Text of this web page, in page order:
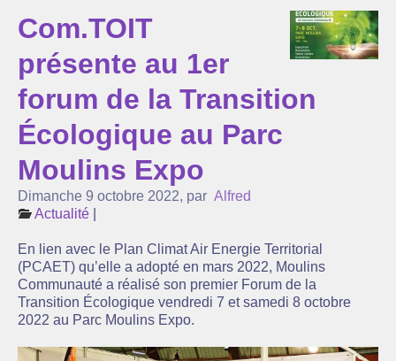
L’association Com’Toit
Nos partenaires
Agenda
Actualité
Réflexions sur l’énergie ...
Suivi de la production de nos centrales solaires
Com.TOIT
présente au 1er
forum de la Transition
Écologique au Parc
Moulins Expo
Dimanche 9 octobre 2022, par Alfred
Actualité
En lien avec le Plan Climat Air Energie Territorial
(PCAET) qu’elle a adopté en mars 2022, Moulins
Communauté a réalisé son premier Forum de la
Transition Écologique vendredi 7 et samedi 8 octobre
2022 au Parc Moulins Expo.